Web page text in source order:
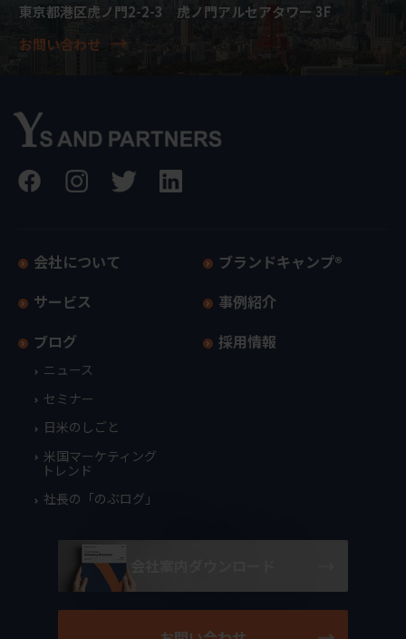
東京都港区虎ノ門2-2-3 虎ノ門アルセアタワー 3F
お問い合わせ
会社について
サービス
ブログ
ニュース
セミナー
日米のしごと
米国マーケティング
トレンド
社長の「のぶログ」
ブランドキャンプ®
事例紹介
採用情報